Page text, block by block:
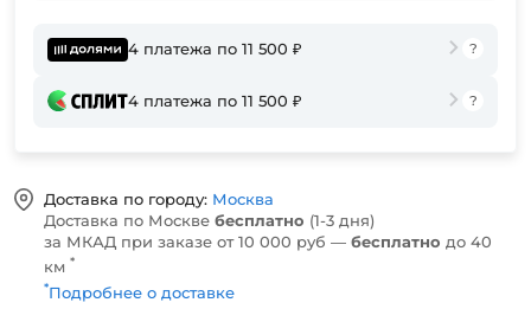
4 платежа по 11 500 ₽
4 платежа по 11 500 ₽
Доставка по городу: Москва
Доставка по Москве бесплатно (1-3 дня)
за МКАД при заказе от 10 000 руб — бесплатно до 40
км *
*Подробнее о доставке